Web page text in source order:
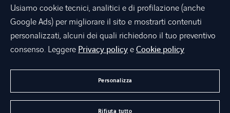
MERCATI
INNOVAZIONE
CONTATTI
Usiamo cookie tecnici, analitici e di profilazione (anche
Google Ads) per migliorare il sito e mostrarti contenuti
personalizzati, alcuni dei quali richiedono il tuo preventivo
consenso. Leggere Privacy policyeCookie policy
Personalizza
Rifiuta tutto